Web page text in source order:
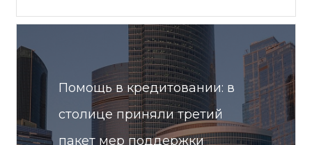
Помощь в кредитовании: в
столице приняли третий
пакет мер поддержки